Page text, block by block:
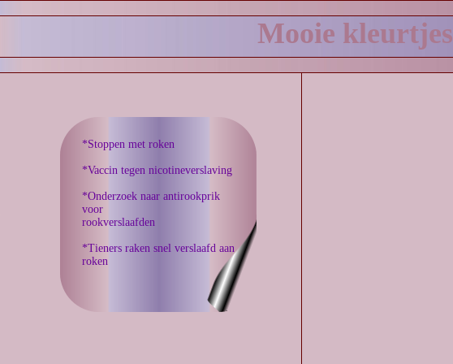
Mooie kleurtjes
*Stoppen met roken
*Vaccin tegen nicotineverslaving
*Onderzoek naar antirookprik
voor
rookverslaafden
*Tieners raken snel verslaafd aan
roken